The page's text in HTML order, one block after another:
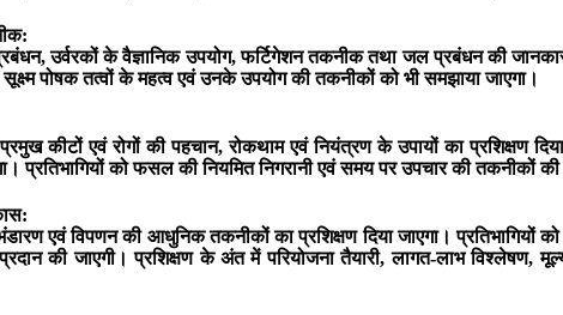
उर्वरकों के वैज्ञानिक उपयोग, फर्टिगेशन तकनीक तथा जल प्रबंधन की
सूक्ष्म पोषक तत्वों के महत्व एवं उनके उपयोग की तकनीकों को भी समझाया जाएगा।
कीटों एवं रोगों की पहचान, रोकथाम एवं नियंत्रण के उपायों का प्रशिक्षण
प्रतिभागियों को फसल की नियमित निगरानी एवं समय पर उपचार की तकनीकों की
एवं विपणन की आधुनिक तकनीकों का प्रशिक्षण दिया जाएगा।
की जाएगी। प्रशिक्षण के अंत में परियोजना तैयारी, लागत-लाभ